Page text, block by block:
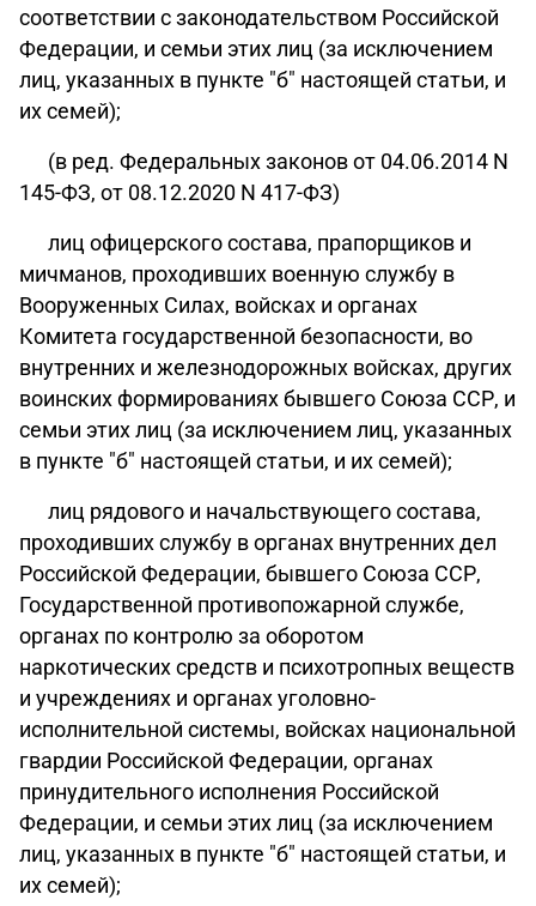
соответствии с законодательством Российской
Федерации, и семьи этих лиц (за исключением
лиц, указанных в пункте "б" настоящей статьи, и
их семей);
(в ред. Федеральных законов от 04.06.2014 N
145-ФЗ, от 08.12.2020 N 417-ФЗ)
лиц офицерского состава, прапорщиков и
мичманов, проходивших военную службу в
Вооруженных Силах, войсках и органах
Комитета государственной безопасности, во
внутренних и железнодорожных войсках, других
воинских формированиях бывшего Союза ССР, и
семьи этих лиц (за исключением лиц, указанных
в пункте "б" настоящей статьи, и их семей);
лиц рядового и начальствующего состава,
проходивших службу в органах внутренних дел
Российской Федерации, бывшего Союза ССР,
Государственной противопожарной службе,
органах по контролю за оборотом
наркотических средств и психотропных веществ
и учреждениях и органах уголовно-
исполнительной системы, войсках национальной
гвардии Российской Федерации, органах
принудительного исполнения Российской
Федерации, и семьи этих лиц (за исключением
лиц, указанных в пункте "б" настоящей статьи, и
их семей);